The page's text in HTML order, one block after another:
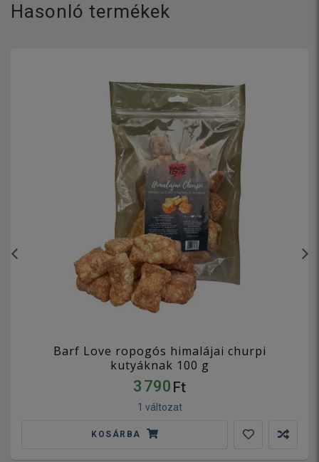
Hasonló termékek
Barf Love ropogós himalájai churpi
kutyáknak 100 g
3 790 Ft
1 változat
KOSÁRBA